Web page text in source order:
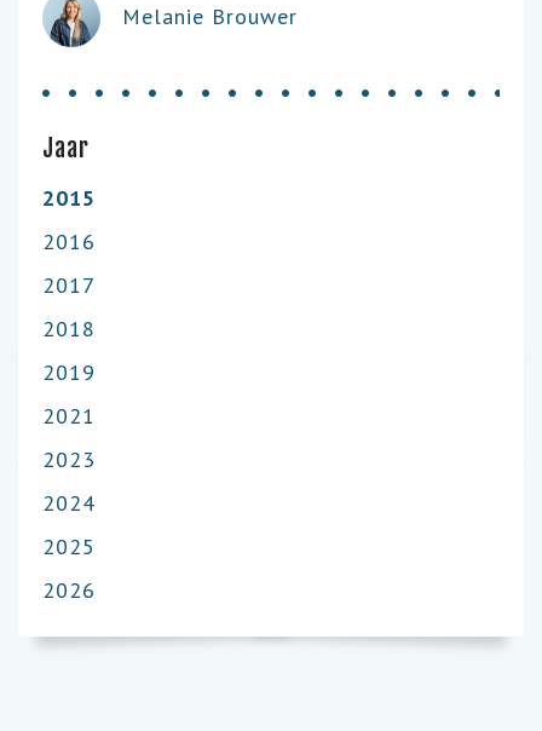
Melanie Brouwer
Jaar
2015
2016
2017
2018
2019
2021
2023
2024
2025
2026